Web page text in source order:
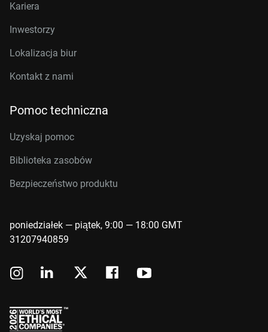
Kariera
Inwestorzy
Lokalizacja biur
Kontakt z nami
Pomoc techniczna
Uzyskaj pomoc
Biblioteka zasobów
Bezpieczeństwo produktu
poniedziałek — piątek, 9:00 — 18:00 GMT
31207940859